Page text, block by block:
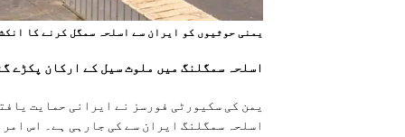
یمنی حوثیوں کو ایران سے اسلحہ سمگل کرنے کا
اسلحہ سمگلنگ میں ملوث سیل کے ارکان پکڑے
يمن کی سکیورٹی فورسز نے ایرانی حمایت
اسلحہ سمگلنگ ایران سے کی جارہی ہے۔ اس